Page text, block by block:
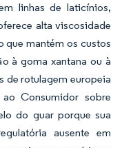
linhas de laticínios,
alta viscosidade
que mantém os custos
à goma xantana ou à
de rotulagem europeia
Consumidor sobre
do guar porque sua
ausente em